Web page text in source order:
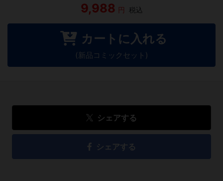
9,988 円 税込
カートに入れる
(新品コミックセット)
シェアする
シェアする